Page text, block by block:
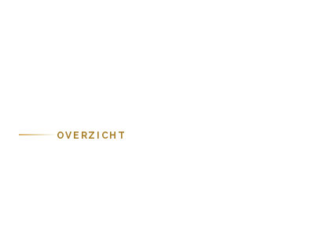
OVERZICHT